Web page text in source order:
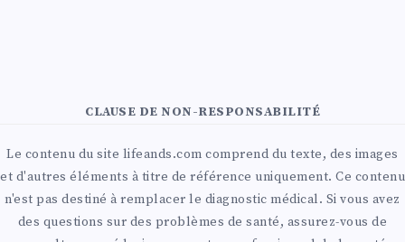
CLAUSE DE NON-RESPONSABILITÉ
Le contenu du site lifeands.com comprend du texte, des images
et d'autres éléments à titre de référence uniquement. Ce contenu
n'est pas destiné à remplacer le diagnostic médical. Si vous avez
des questions sur des problèmes de santé, assurez-vous de